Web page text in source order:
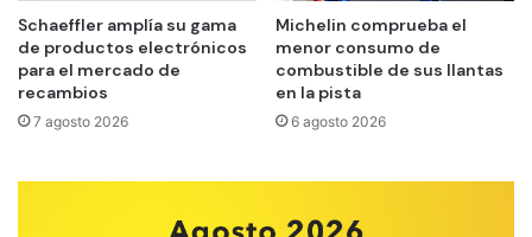
Schaeffler amplía su gama
de productos electrónicos
para el mercado de
recambios
7 agosto 2026
Michelin comprueba el
menor consumo de
combustible de sus llantas
en la pista
6 agosto 2026